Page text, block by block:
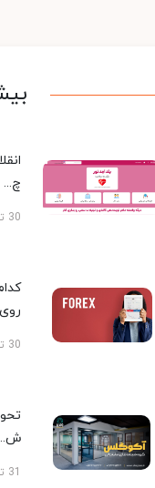
چ...
30 تیر 1405
روی...
30 تیر 1405
ش...